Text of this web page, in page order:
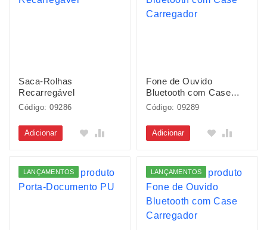
Saca-Rolhas
Recarregável
Código: 09286
Adicionar
Fone de Ouvido
Bluetooth com Case
Carregador
Código: 09289
Adicionar
LANÇAMENTOS LANÇAMENTOS